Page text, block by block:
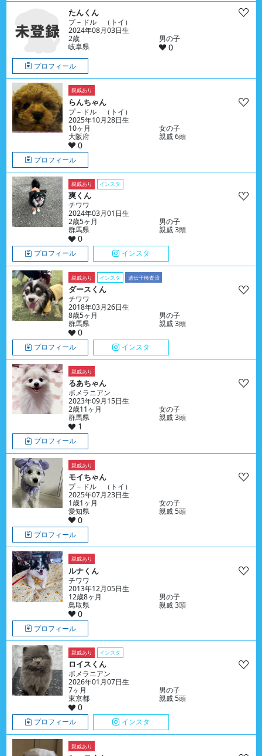
たんくん
プ－ドル （トイ）
2024年08月03日生
2歳
男の子
岐阜県
0
プロフィール
親戚あり
らんちゃん
プ－ドル （トイ）
2025年10月28日生
10ヶ月
女の子
大阪府
親戚 6頭
0
プロフィール
親戚あり インスタ
爽くん
チワワ
2024年03月01日生
2歳5ヶ月
男の子
群馬県
親戚 3頭
0
プロフィール インスタ
親戚あり インスタ 遺伝子検査済
ダースくん
チワワ
2018年03月26日生
8歳5ヶ月
男の子
群馬県
親戚 3頭
0
プロフィール インスタ
親戚あり
るあちゃん
ポメラニアン
2023年09月15日生
2歳11ヶ月
女の子
群馬県
親戚 3頭
1
プロフィール
親戚あり
モイちゃん
プ－ドル （トイ）
2025年07月23日生
1歳1ヶ月
女の子
愛知県
親戚 5頭
0
プロフィール
親戚あり
ルナくん
チワワ
2013年12月05日生
12歳8ヶ月
男の子
鳥取県
親戚 3頭
0
プロフィール
親戚あり インスタ
ロイスくん
ポメラニアン
2026年01月07日生
7ヶ月
男の子
東京都
親戚 5頭
0
プロフィール インスタ
親戚あり